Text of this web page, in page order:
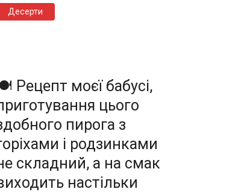
Десерти
Рецепт моєї бабусі,
цього
пирога з
і родзинками
складний, а на смак
настільки